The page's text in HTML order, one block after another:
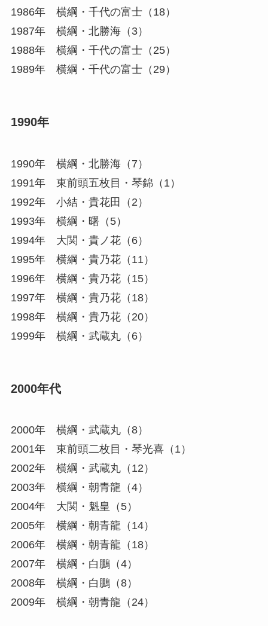
1986年 横綱・千代の富士（18）
1987年 横綱・北勝海（3）
1988年 横綱・千代の富士（25）
1989年 横綱・千代の富士（29）
1990年
1990年 横綱・北勝海（7）
1991年 東前頭五枚目・琴錦（1）
1992年 小結・貴花田（2）
1993年 横綱・曙（5）
1994年 大関・貴ノ花（6）
1995年 横綱・貴乃花（11）
1996年 横綱・貴乃花（15）
1997年 横綱・貴乃花（18）
1998年 横綱・貴乃花（20）
1999年 横綱・武蔵丸（6）
2000年代
2000年 横綱・武蔵丸（8）
2001年 東前頭二枚目・琴光喜（1）
2002年 横綱・武蔵丸（12）
2003年 横綱・朝青龍（4）
2004年 大関・魁皇（5）
2005年 横綱・朝青龍（14）
2006年 横綱・朝青龍（18）
2007年 横綱・白鵬（4）
2008年 横綱・白鵬（8）
2009年 横綱・朝青龍（24）